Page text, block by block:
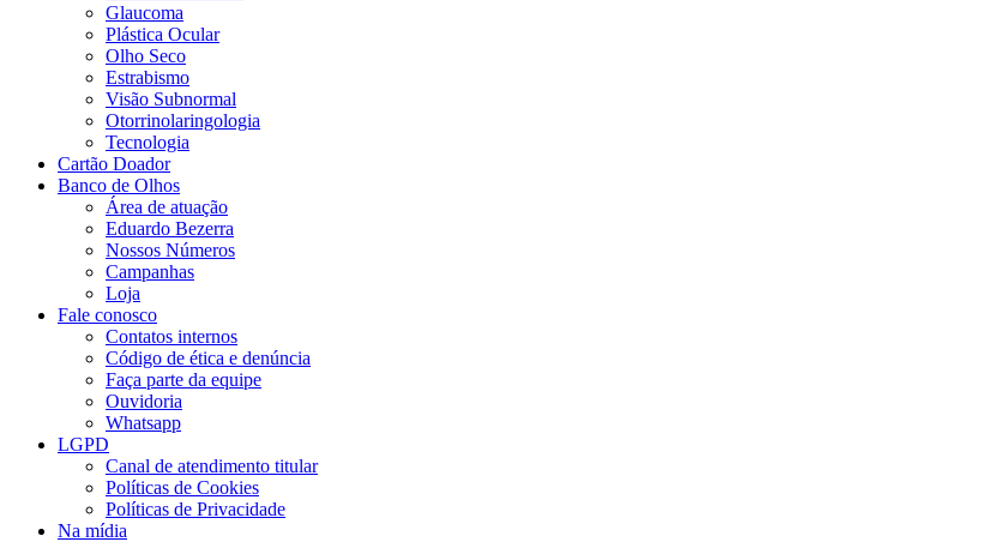
Glaucoma
Plástica Ocular
Olho Seco
Estrabismo
Visão Subnormal
Otorrinolaringologia
Tecnologia
Cartão Doador
Banco de Olhos
Área de atuação
Eduardo Bezerra
Nossos Números
Campanhas
Loja
Fale conosco
Contatos internos
Código de ética e denúncia
Faça parte da equipe
Ouvidoria
Whatsapp
LGPD
Canal de atendimento titular
Políticas de Cookies
Políticas de Privacidade
Na mídia